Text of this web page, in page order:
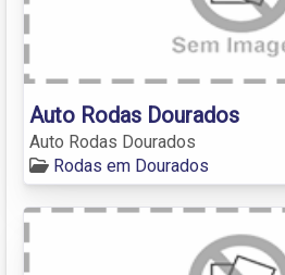
Auto Rodas Dourados
Auto Rodas Dourados
Rodas em Dourados